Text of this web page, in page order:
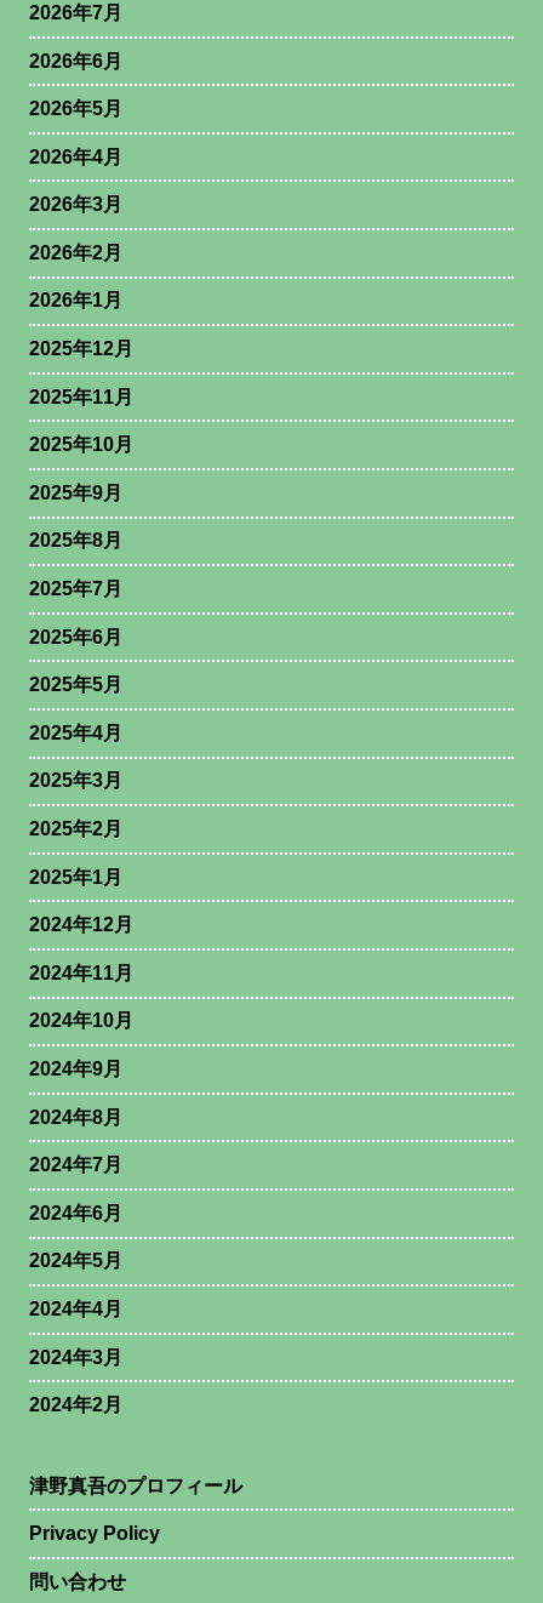
2026年7月
2026年6月
2026年5月
2026年4月
2026年3月
2026年2月
2026年1月
2025年12月
2025年11月
2025年10月
2025年9月
2025年8月
2025年7月
2025年6月
2025年5月
2025年4月
2025年3月
2025年2月
2025年1月
2024年12月
2024年11月
2024年10月
2024年9月
2024年8月
2024年7月
2024年6月
2024年5月
2024年4月
2024年3月
2024年2月
津野真吾のプロフィール
Privacy Policy
問い合わせ